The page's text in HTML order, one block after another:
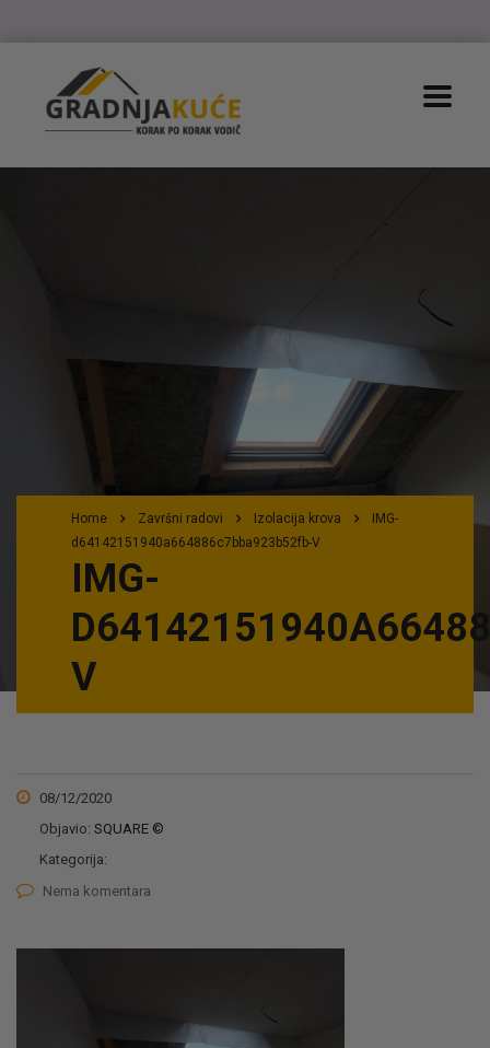
Home Završni radovi Izolacija krova
IMG-
d64142151940a664886c7bba923b52fb-V
IMG-
V
08/12/2020
Objavio: SQUARE ©
Kategorija:
Nema komentara